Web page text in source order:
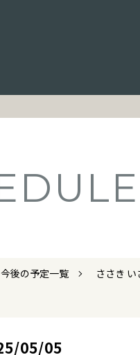
今後の予定一覧 ささき い
05/05